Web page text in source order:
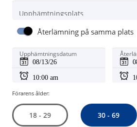
Upphämtningsplats
Återlämning på samma plats
Upphämtningsdatum
Förarens ålder:
18 - 29 30 - 69